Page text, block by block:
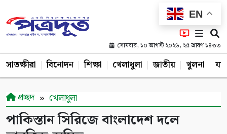
EN
সোমবার, ১০ আগস্ট ২০২৬, ২৫ শ্রাবণ ১৪৩৩
সাতক্ষীরা বিনোদন শিক্ষা খেলাধুলা জাতীয় খুলনা
প্রচ্ছদ খেলাধুলা
পাকিস্তান সিরিজে বাংলাদেশ দলে